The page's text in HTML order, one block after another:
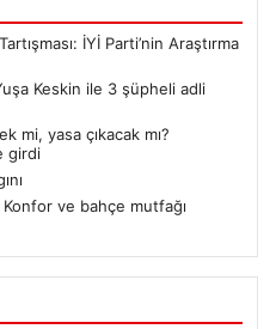
İYİ Parti’nin Araştırma
Keskin ile 3 şüpheli adli
mi, yasa çıkacak mı?
girdi
Konfor ve bahçe mutfağı